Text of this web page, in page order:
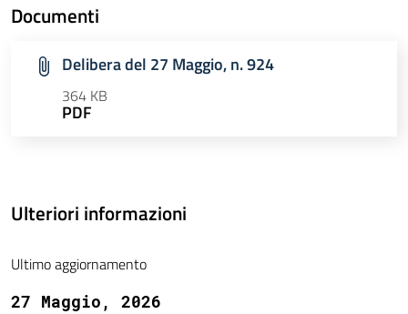
Documenti
Delibera del 27 Maggio, n. 924
364 KB
PDF
Ulteriori informazioni
Ultimo aggiornamento
27 Maggio, 2026